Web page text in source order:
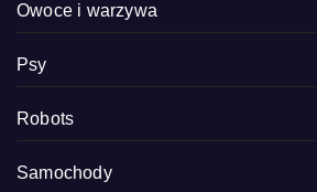
Owoce i warzywa
Psy
Robots
Samochody